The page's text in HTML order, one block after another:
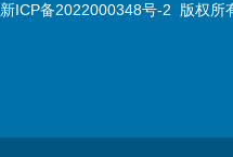
新ICP备2022000348号-2 版权所